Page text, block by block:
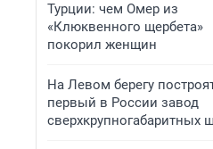
Турции: чем Омер из
«Клюквенного щербета»
покорил женщин
На Левом берегу
первый в России завод
сверхкрупногабаритных